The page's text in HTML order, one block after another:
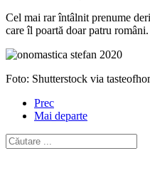
Cel mai rar întâlnit prenume
care îl poartă doar patru români.
Foto: Shutterstock via
Prec
Mai departe